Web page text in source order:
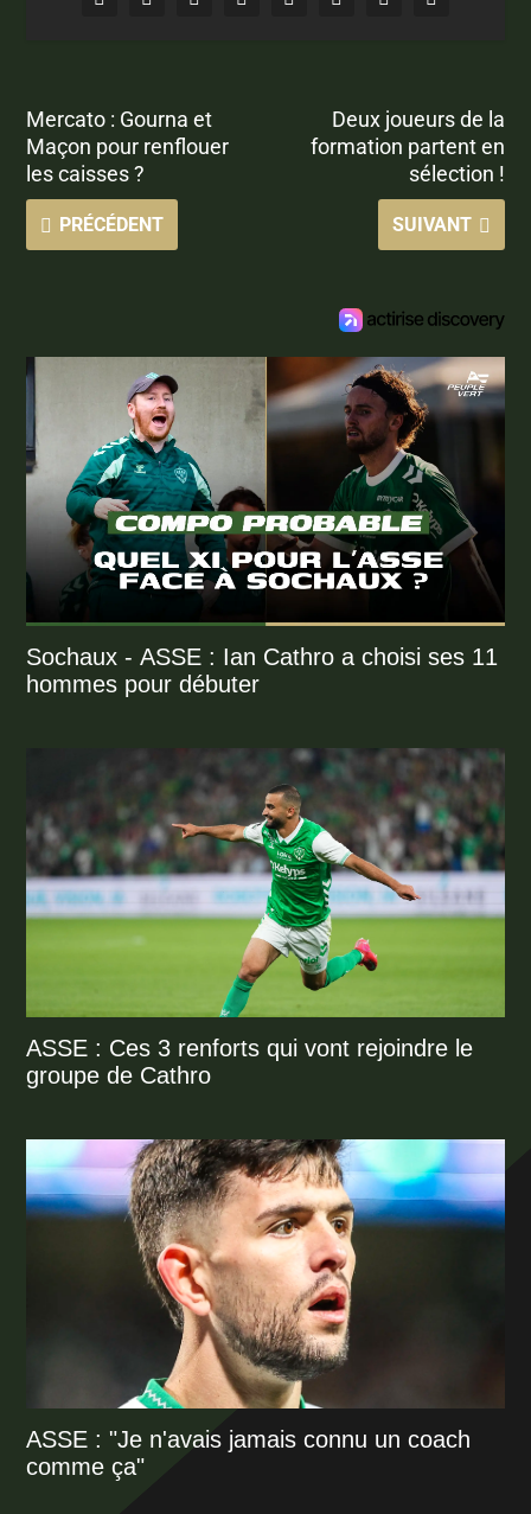
Mercato : Gourna et
Maçon pour renflouer
les caisses ?
PRÉCÉDENT
Deux joueurs de la
formation partent en
sélection !
SUIVANT
Sochaux - ASSE : Ian Cathro a choisi ses 11
hommes pour débuter
ASSE : Ces 3 renforts qui vont rejoindre le
groupe de Cathro
ASSE : "Je n'avais jamais connu un coach
comme ça"